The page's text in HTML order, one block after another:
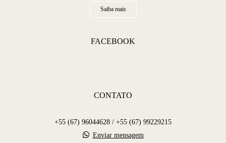
Saiba mais
FACEBOOK
CONTATO
+55 (67) 96044628 / +55 (67) 99229215
Enviar mensagem